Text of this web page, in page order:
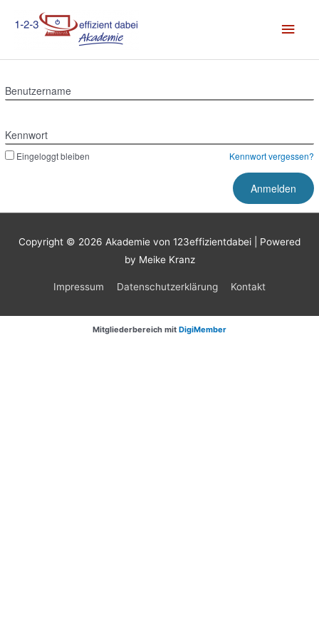
Inhalt
Benutzername
Kennwort
Eingeloggt bleiben Kennwort vergessen?
Copyright © 2026 Akademie von 123effizientdabei | Powered
by Meike Kranz
Impressum Datenschutzerklärung Kontakt
Mitgliederbereich mit DigiMember